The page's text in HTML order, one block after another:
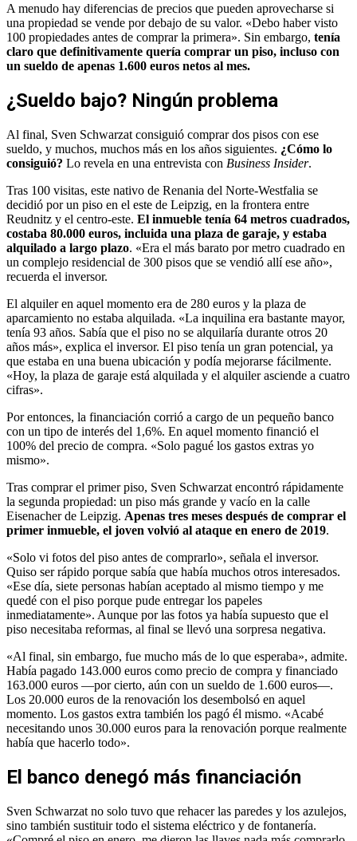
A menudo hay diferencias de precios que pueden aprovecharse si
una propiedad se vende por debajo de su valor. «Debo haber visto
100 propiedades antes de comprar la primera». Sin embargo, tenía
claro que definitivamente quería comprar un piso, incluso con
un sueldo de apenas 1.600 euros netos al mes.
¿Sueldo bajo? Ningún problema
Al final, Sven Schwarzat consiguió comprar dos pisos con ese
sueldo, y muchos, muchos más en los años siguientes. ¿Cómo lo
consiguió? Lo revela en una entrevista con Business Insider.
Tras 100 visitas, este nativo de Renania del Norte-Westfalia se
decidió por un piso en el este de Leipzig, en la frontera entre
Reudnitz y el centro-este. El inmueble tenía 64 metros cuadrados,
costaba 80.000 euros, incluida una plaza de garaje, y estaba
alquilado a largo plazo. «Era el más barato por metro cuadrado en
un complejo residencial de 300 pisos que se vendió allí ese año»,
recuerda el inversor.
El alquiler en aquel momento era de 280 euros y la plaza de
aparcamiento no estaba alquilada. «La inquilina era bastante mayor,
tenía 93 años. Sabía que el piso no se alquilaría durante otros 20
años más», explica el inversor. El piso tenía un gran potencial, ya
que estaba en una buena ubicación y podía mejorarse fácilmente.
«Hoy, la plaza de garaje está alquilada y el alquiler asciende a cuatro
cifras».
Por entonces, la financiación corrió a cargo de un pequeño banco
con un tipo de interés del 1,6%. En aquel momento financió el
100% del precio de compra. «Solo pagué los gastos extras yo
mismo».
Tras comprar el primer piso, Sven Schwarzat encontró rápidamente
la segunda propiedad: un piso más grande y vacío en la calle
Eisenacher de Leipzig. Apenas tres meses después de comprar el
primer inmueble, el joven volvió al ataque en enero de 2019.
«Solo vi fotos del piso antes de comprarlo», señala el inversor.
Quiso ser rápido porque sabía que había muchos otros interesados.
«Ese día, siete personas habían aceptado al mismo tiempo y me
quedé con el piso porque pude entregar los papeles
inmediatamente». Aunque por las fotos ya había supuesto que el
piso necesitaba reformas, al final se llevó una sorpresa negativa.
«Al final, sin embargo, fue mucho más de lo que esperaba», admite.
Había pagado 143.000 euros como precio de compra y financiado
163.000 euros —por cierto, aún con un sueldo de 1.600 euros—.
Los 20.000 euros de la renovación los desembolsó en aquel
momento. Los gastos extra también los pagó él mismo. «Acabé
necesitando unos 30.000 euros para la renovación porque realmente
había que hacerlo todo».
El banco denegó más financiación
Sven Schwarzat no solo tuvo que rehacer las paredes y los azulejos,
sino también sustituir todo el sistema eléctrico y de fontanería.